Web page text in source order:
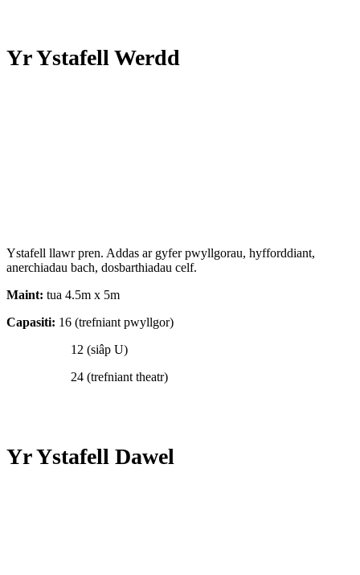
Yr Ystafell Werdd
Ystafell llawr pren. Addas ar gyfer pwyllgorau, hyfforddiant,
anerchiadau bach, dosbarthiadau celf.
Maint: tua 4.5m x 5m
Capasiti: 16 (trefniant pwyllgor)
12 (siâp U)
24 (trefniant theatr)
Yr Ystafell Dawel